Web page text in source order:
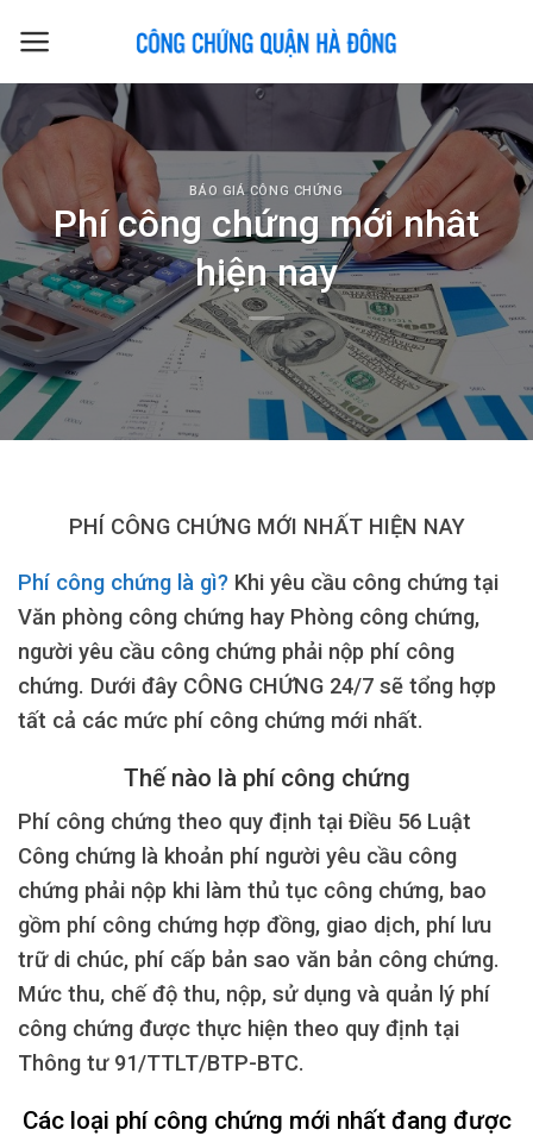
BÁO GIÁ CÔNG CHỨNG
Phí công chứng mới nhât
hiện nay
PHÍ CÔNG CHỨNG MỚI NHẤT HIỆN NAY
Phí công chứng là gì? Khi yêu cầu công chứng tại
Văn phòng công chứng hay Phòng công chứng,
người yêu cầu công chứng phải nộp phí công
chứng. Dưới đây CÔNG CHỨNG 24/7 sẽ tổng hợp
tất cả các mức phí công chứng mới nhất.
Thế nào là phí công chứng
Phí công chứng theo quy định tại Điều 56 Luật
Công chứng là khoản phí người yêu cầu công
chứng phải nộp khi làm thủ tục công chứng, bao
gồm phí công chứng hợp đồng, giao dịch, phí lưu
trữ di chúc, phí cấp bản sao văn bản công chứng.
Mức thu, chế độ thu, nộp, sử dụng và quản lý phí
công chứng được thực hiện theo quy định tại
Thông tư 91/TTLT/BTP-BTC.
Các loại phí công chứng mới nhất đang được